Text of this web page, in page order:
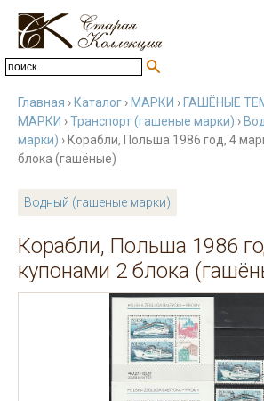
Главная › Каталог › МАРКИ › ГАШЁНЫЕ
МАРКИ ›Транспорт (гашеные марки) ›
марки) › Корабли, Польша 1986 год, 4
блока (гашёные)
Водный (гашеные марки)
Корабли, Польша 1986
купонами 2 блока